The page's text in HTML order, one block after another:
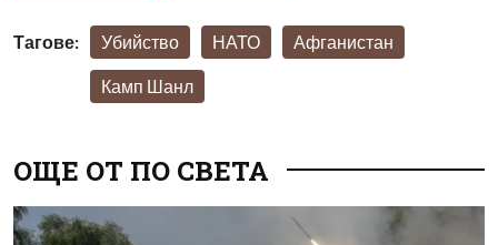
Тагове: Убийство НАТО Афганистан
Камп Шанл
ОЩЕ ОТ ПО СВЕТА